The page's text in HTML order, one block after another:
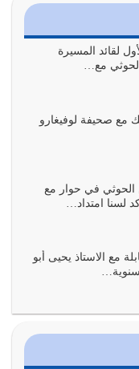
القرآن الكريم
لذكري) إضافة إلى
كتاب الله والتعدي
الله وعن هدى الله
للشيطان كلما كانوا
لقائد المسيرة
الحوثي مع…
مع صحيفة لوفيغارو
الحوثي في حوار مع
لسنا امتداد…
مع الاستاذ يحيى أبو